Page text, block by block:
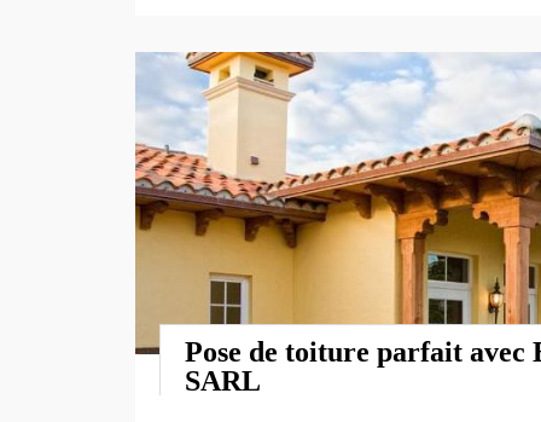
Pose de toiture parfait avec
SARL